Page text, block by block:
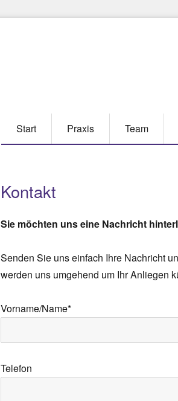
Start Praxis Team
Kontakt
Sie möchten uns eine Nachricht
Senden Sie uns einfach Ihre Nachricht
werden uns umgehend um Ihr Anliegen
Vorname/Name*
Telefon